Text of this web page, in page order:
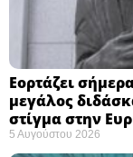
Εορτάζει
μεγάλος
στίγμα στην
5 Αυγούστου 2026